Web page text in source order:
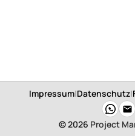
Impressum|Datenschutz|
© 2026 Project